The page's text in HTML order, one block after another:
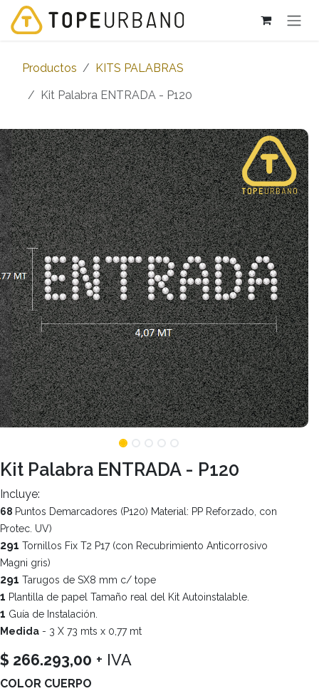
Ir al contenido
Productos
KITS PALABRAS
Kit Palabra ENTRADA - P120
Kit Palabra ENTRADA - P120
Incluye:
68 Puntos Demarcadores (P120) Material: PP Reforzado, con
Protec. UV)
291 Tornillos Fix T2 P17 (con Recubrimiento Anticorrosivo
Magni gris)
291 Tarugos de SX8 mm c/ tope
1 Plantilla de papel Tamaño real del Kit Autoinstalable.
1 Guía de Instalación.
Medida - 3 X 73 mts x 0,77 mt
$ 266.293,00 + IVA
COLOR CUERPO